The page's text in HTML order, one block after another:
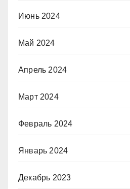
Июнь 2024
Май 2024
Апрель 2024
Март 2024
Февраль 2024
Январь 2024
Декабрь 2023